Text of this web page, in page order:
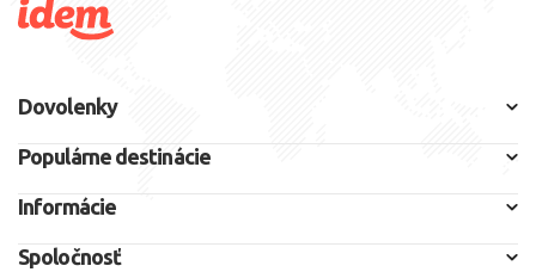
Dovolenky
Populárne destinácie
Informácie
Spoločnosť